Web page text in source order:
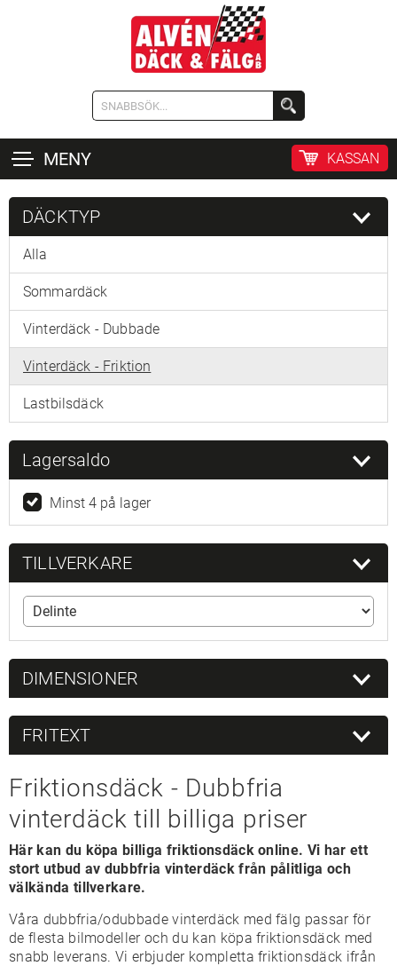
MENY KASSAN
DÄCKTYP
Alla
Sommardäck
Vinterdäck - Dubbade
Vinterdäck - Friktion
Lastbilsdäck
Lagersaldo
Minst 4 på lager
TILLVERKARE
DIMENSIONER
FRITEXT
Friktionsdäck - Dubbfria
vinterdäck till billiga priser
Här kan du köpa billiga friktionsdäck online. Vi har ett
stort utbud av dubbfria vinterdäck från pålitliga och
välkända tillverkare.
Våra dubbfria/odubbade vinterdäck med fälg passar för
de flesta bilmodeller och du kan köpa friktionsdäck med
snabb leverans. Vi erbjuder kompletta friktionsdäck ifrån